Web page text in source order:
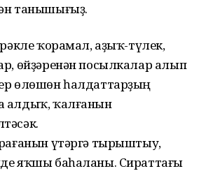
танышығыҙ.
ҡорамал, аҙыҡ-түлек,
өйҙәренән посылкалар алып
өлөшөн һалдаттарҙың
алдыҡ, ҡалғанын
үтәргә тырыштыу,
яҡшы баһаланы. Сираттағы